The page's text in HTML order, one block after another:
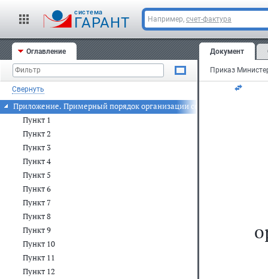
cистема
ГАРАНТ Например, счет-фактура
Оглавление
Свернуть
Приложение. Примерный порядок организации социальной
Пункт 1
Пункт 2
Пункт 3
Пункт 4
Пункт 5
Пункт 6
Пункт 7
Пункт 8
Пункт 9
Пункт 10
Пункт 11
Пункт 12
Документ